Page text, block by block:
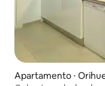
Apartamento ⋅